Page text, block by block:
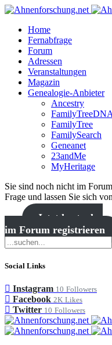
Home
Fernabfrage
Forum
Adressen
Veranstaltungen
Magazin
Genealogie-Anbieter
Ancestry
FamilyTreeDNA
FamilyTree
FamilySearch
Geneanet
23andMe
MyHeritage
Sie sind noch nicht im
Frage und lassen Sie sich
Jetzt kostenlos
im Forum registrieren
Social Links
Instagram 10 Followers
Facebook 2K Likes
Twitter 10 Followers